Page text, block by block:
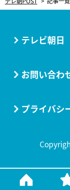
テレビ朝日
お問い合わ
プライバシ